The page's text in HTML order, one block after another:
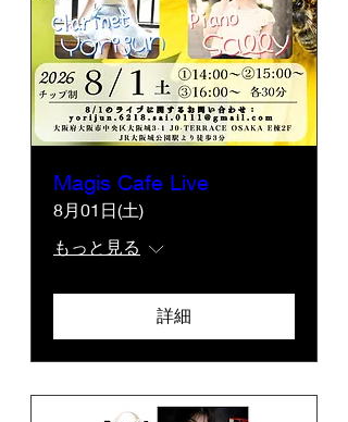
Magis Cafe Live
8月01日(土)
もっと見る
詳細